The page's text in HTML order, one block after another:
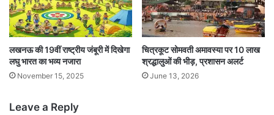
लखनऊ की 19वीं राष्ट्रीय जंबूरी में दिखेगा
लघु भारत का भव्य नजारा
November 15, 2025
चित्रकूट सोमवती अमावस्या पर 10 लाख
श्रद्धालुओं की भीड़, प्रशासन अलर्ट
June 13, 2026
Leave a Reply